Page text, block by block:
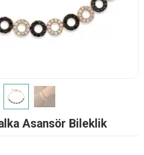
Asansör Bileklik